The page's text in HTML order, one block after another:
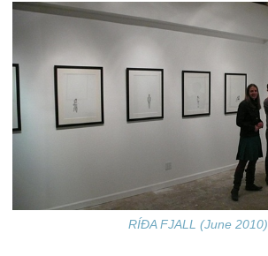
RÍÐA FJALL (June 2010)